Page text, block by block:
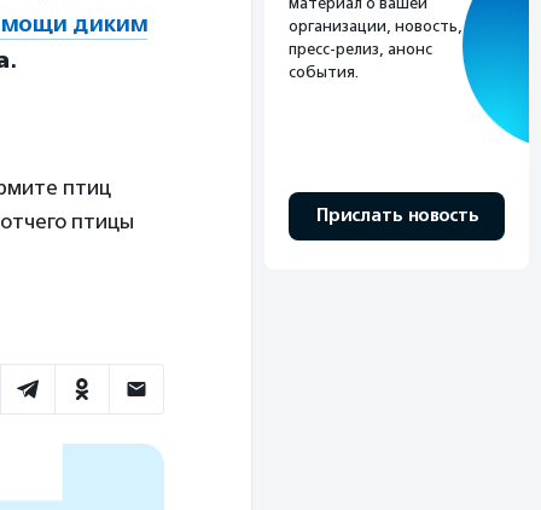
диким
.
птиц
птицы
организации, новость,
пресс-релиз, анонс
события.
Прислать новость